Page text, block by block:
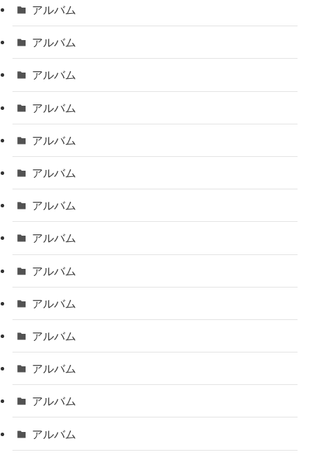
アルバム
アルバム
アルバム
アルバム
アルバム
アルバム
アルバム
アルバム
アルバム
アルバム
アルバム
アルバム
アルバム
アルバム